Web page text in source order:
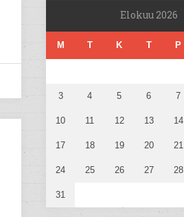
Elokuu 2026
M T K T P
3 4 5 6 7
10 11 12 13 14
17 18 19 20 21
24 25 26 27 28
31